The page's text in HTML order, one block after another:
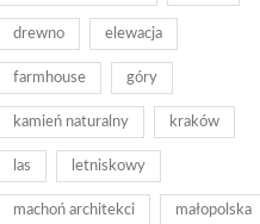
drewno elewacja
farmhouse góry
kamień naturalny kraków
las letniskowy
machoń architekci małopolska